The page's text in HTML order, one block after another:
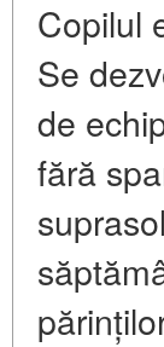
Copilul
Se
de
fără